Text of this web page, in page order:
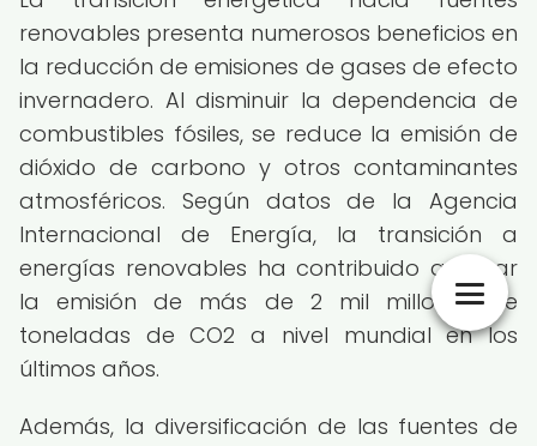
renovables presenta numerosos beneficios en
la reducción de emisiones de gases de efecto
invernadero. Al disminuir la dependencia de
combustibles fósiles, se reduce la emisión de
dióxido de carbono y otros contaminantes
atmosféricos. Según datos de la Agencia
Internacional de Energía, la transición a
energías renovables ha contribuido a evitar
la emisión de más de 2 mil millones de
toneladas de CO2 a nivel mundial en los
últimos años.
Además, la diversificación de las fuentes de